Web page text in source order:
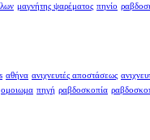
μαγνήτης ψαρέματος πηνίο
αθήνα ανιχνευτές αποστάσεως
ομοιωμα πηγή ραβδοσκοπία